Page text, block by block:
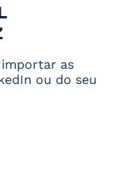
importar as
ou do seu